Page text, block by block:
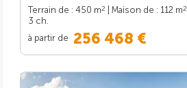
Terrain de : 450 m2 | Maison de : 112 m2
3 ch.
à partir de 256 468 €